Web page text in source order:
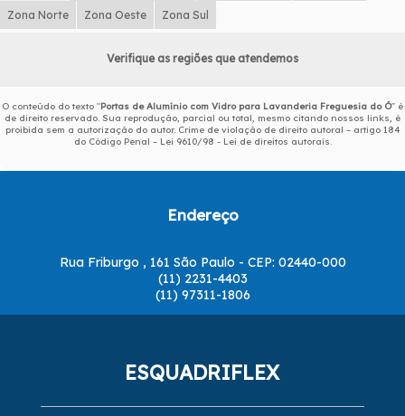
Zona Norte Zona Oeste Zona Sul
Verifique as regiões que atendemos
O conteúdo do texto "Portas de Alumínio com Vidro para Lavanderia Freguesia do Ó" é
de direito reservado. Sua reprodução, parcial ou total, mesmo citando nossos links, é
proibida sem a autorização do autor. Crime de violação de direito autoral – artigo 184
do Código Penal – Lei 9610/98 - Lei de direitos autorais
Endereço
Rua Friburgo , 161 São Paulo - CEP: 02440-000
(11) 2231-4403
(11) 97311-1806
ESQUADRIFLEX